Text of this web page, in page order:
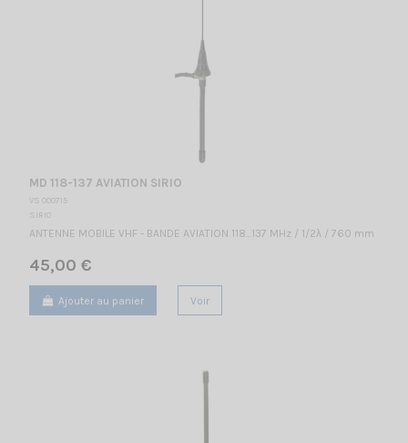
MD 118-137 AVIATION SIRIO
VS 000715
SIRIO
ANTENNE MOBILE VHF - BANDE AVIATION 118...137 MHz / 1/2λ / 760 mm
45,00 €
Ajouter au panier Voir